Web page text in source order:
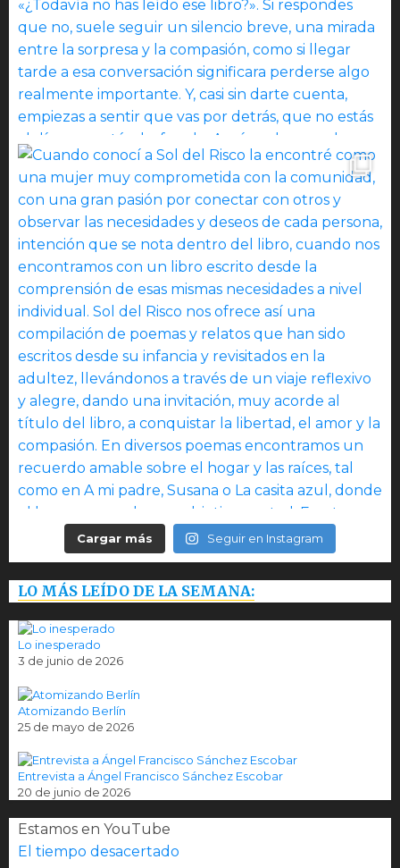
Cargar más Seguir en Instagram
LO MÁS LEÍDO DE LA SEMANA:
Lo inesperado
3 de junio de 2026
Atomizando Berlín
25 de mayo de 2026
Entrevista a Ángel Francisco Sánchez Escobar
20 de junio de 2026
Estamos en YouTube
El tiempo desacertado